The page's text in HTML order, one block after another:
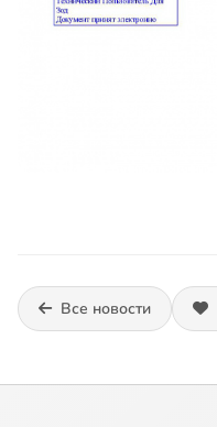
Все новости